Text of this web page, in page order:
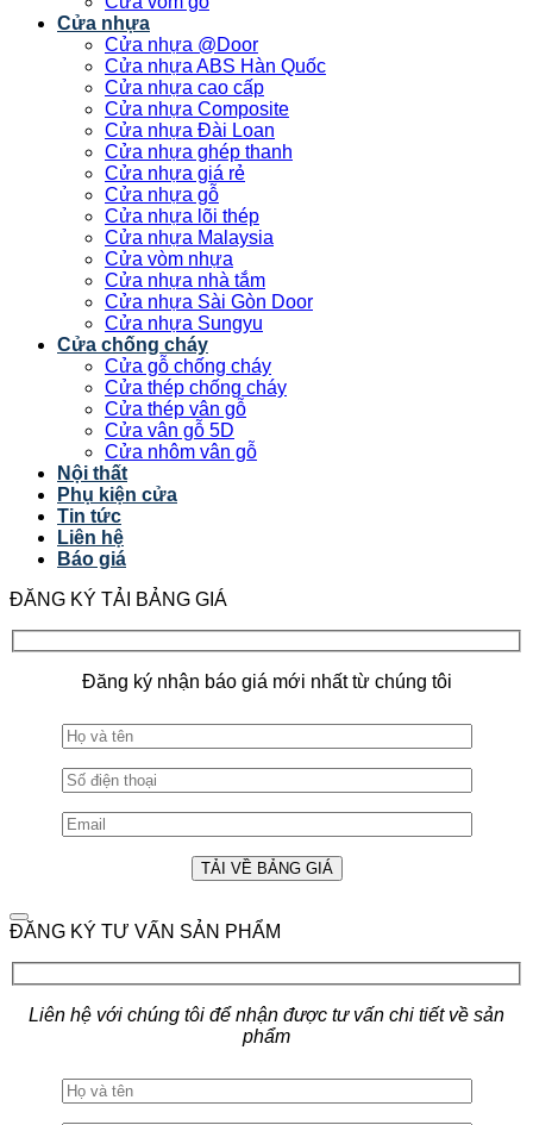
Cửa nhựa
Cửa nhựa @Door
Cửa nhựa ABS Hàn Quốc
Cửa nhựa cao cấp
Cửa nhựa Composite
Cửa nhựa Đài Loan
Cửa nhựa ghép thanh
Cửa nhựa giá rẻ
Cửa nhựa gỗ
Cửa nhựa lõi thép
Cửa nhựa Malaysia
Cửa vòm nhựa
Cửa nhựa nhà tắm
Cửa nhựa Sài Gòn Door
Cửa nhựa Sungyu
Cửa chống cháy
Cửa gỗ chống cháy
Cửa thép chống cháy
Cửa thép vân gỗ
Cửa vân gỗ 5D
Cửa nhôm vân gỗ
Nội thất
Phụ kiện cửa
Tin tức
Liên hệ
Báo giá
ĐĂNG KÝ TẢI BẢNG GIÁ
Đăng ký nhận báo giá mới nhất từ chúng tôi
ĐĂNG KÝ TƯ VẤN SẢN PHẨM
Liên hệ với chúng tôi để nhận được tư vấn chi tiết về sản
phẩm